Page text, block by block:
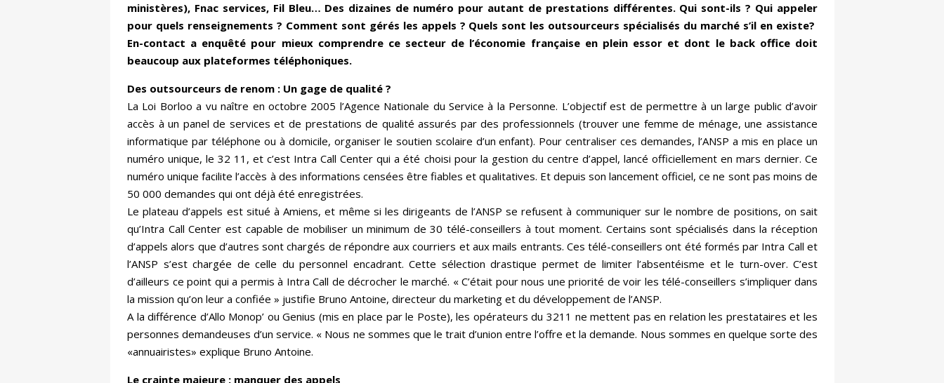
ministères), Fnac services, Fil Bleu… Des dizaines de numéro pour autant de prestations différentes. Qui sont-ils ? Qui appeler
pour quels renseignements ? Comment sont gérés les appels ? Quels sont les outsourceurs spécialisés du marché s’il en existe?
En-contact a enquêté pour mieux comprendre ce secteur de l’économie française en plein essor et dont le back office doit
beaucoup aux plateformes téléphoniques.
Des outsourceurs de renom : Un gage de qualité ?
La Loi Borloo a vu naître en octobre 2005 l’Agence Nationale du Service à la Personne. L’objectif est de permettre à un large public d’avoir
accès à un panel de services et de prestations de qualité assurés par des professionnels (trouver une femme de ménage, une assistance
informatique par téléphone ou à domicile, organiser le soutien scolaire d’un enfant). Pour centraliser ces demandes, l’ANSP a mis en place un
numéro unique, le 32 11, et c’est Intra Call Center qui a été choisi pour la gestion du centre d’appel, lancé officiellement en mars dernier. Ce
numéro unique facilite l’accès à des informations censées être fiables et qualitatives. Et depuis son lancement officiel, ce ne sont pas moins de
50 000 demandes qui ont déjà été enregistrées.
Le plateau d’appels est situé à Amiens, et même si les dirigeants de l’ANSP se refusent à communiquer sur le nombre de positions, on sait
qu’Intra Call Center est capable de mobiliser un minimum de 30 télé-conseillers à tout moment. Certains sont spécialisés dans la réception
d’appels alors que d’autres sont chargés de répondre aux courriers et aux mails entrants. Ces télé-conseillers ont été formés par Intra Call et
l’ANSP s’est chargée de celle du personnel encadrant. Cette sélection drastique permet de limiter l’absentéisme et le turn-over. C’est
d’ailleurs ce point qui a permis à Intra Call de décrocher le marché. « C’était pour nous une priorité de voir les télé-conseillers s’impliquer dans
la mission qu’on leur a confiée » justifie Bruno Antoine, directeur du marketing et du développement de l’ANSP.
A la différence d’Allo Monop’ ou Genius (mis en place par le Poste), les opérateurs du 3211 ne mettent pas en relation les prestataires et les
personnes demandeuses d’un service. « Nous ne sommes que le trait d’union entre l’offre et la demande. Nous sommes en quelque sorte des
«annuairistes» explique Bruno Antoine.
Le crainte majeure : manquer des appels